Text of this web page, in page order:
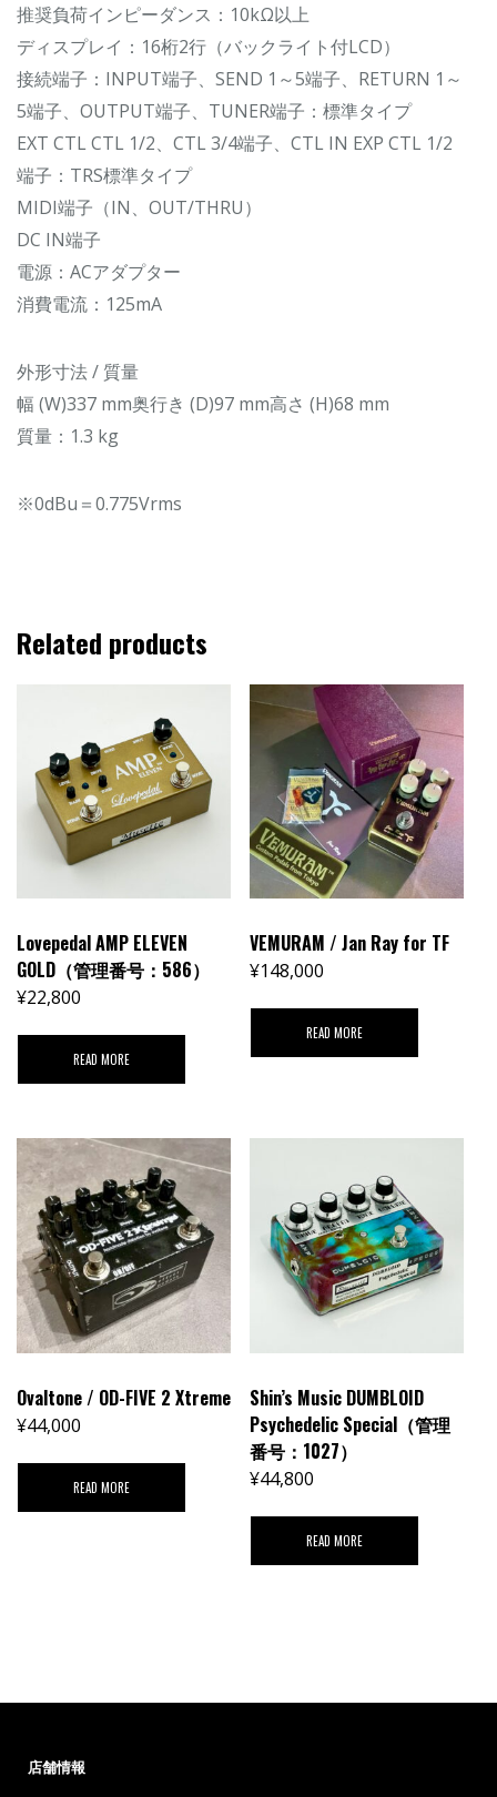
推奨負荷インピーダンス：10kΩ以上
ディスプレイ：16桁2行（バックライト付LCD）
接続端子：INPUT端子、SEND 1～5端子、RETURN 1～
5端子、OUTPUT端子、TUNER端子：標準タイプ
EXT CTL CTL 1/2、CTL 3/4端子、CTL IN EXP CTL 1/2
端子：TRS標準タイプ
MIDI端子（IN、OUT/THRU）
DC IN端子
電源：ACアダプター
消費電流：125mA
外形寸法 / 質量
幅 (W)337 mm奥行き (D)97 mm高さ (H)68 mm
質量：1.3 kg
※0dBu＝0.775Vrms
Related products
Lovepedal AMP ELEVEN
GOLD（管理番号：586）
¥22,800
READ MORE
VEMURAM / Jan Ray for TF
¥148,000
READ MORE
Ovaltone / OD-FIVE 2 Xtreme
¥44,000
READ MORE
Shin’s Music DUMBLOID
Psychedelic Special（管理
番号：1027）
¥44,800
READ MORE
店舗情報